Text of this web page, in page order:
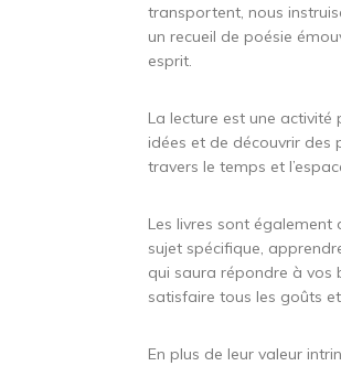
transportent, nous
un recueil de poésie
esprit.
La lecture est une activité
idées et de découvrir des
travers le temps et
Les livres sont également
sujet spécifique,
qui saura répondre à vos
satisfaire tous les goûts
En plus de leur valeur